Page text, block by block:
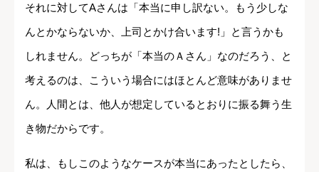
それに対してAさんは「本当に申し訳ない。もう少しな
んとかならないか、上司とかけ合います!」と言うかも
しれません。どっちが「本当のＡさん」なのだろう、と
考えるのは、こういう場合にはほとんど意味がありませ
ん。人間とは、他人が想定しているとおりに振る舞う生
き物だからです。
私は、もしこのようなケースが本当にあったとしたら、